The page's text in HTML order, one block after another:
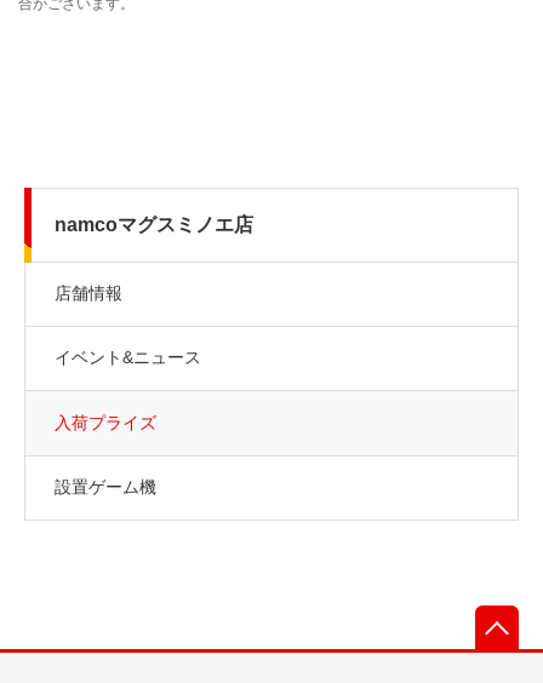
namcoマグスミノエ店
店舗情報
イベント&ニュース
入荷プライズ
設置ゲーム機